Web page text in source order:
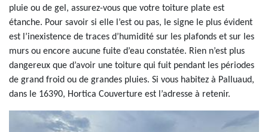
pluie ou de gel, assurez-vous que votre toiture plate est
étanche. Pour savoir si elle l’est ou pas, le signe le plus évident
est l’inexistence de traces d’humidité sur les plafonds et sur les
murs ou encore aucune fuite d’eau constatée. Rien n’est plus
dangereux que d’avoir une toiture qui fuit pendant les périodes
de grand froid ou de grandes pluies. Si vous habitez à Palluaud,
dans le 16390, Hortica Couverture est l’adresse à retenir.